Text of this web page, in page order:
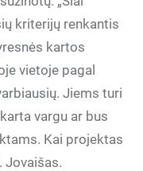
kriterijų renkantis
kartos
vietoje pagal
Jiems turi
vargu ar bus
Kai projektas
Jovaišas.